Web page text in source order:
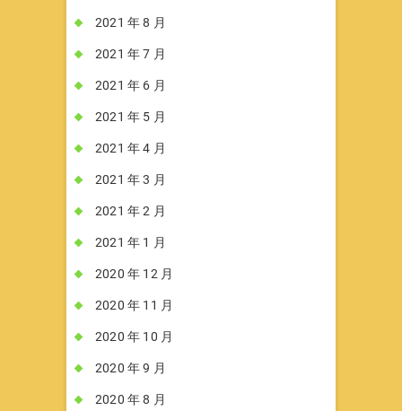
2021 年 8 月
2021 年 7 月
2021 年 6 月
2021 年 5 月
2021 年 4 月
2021 年 3 月
2021 年 2 月
2021 年 1 月
2020 年 12 月
2020 年 11 月
2020 年 10 月
2020 年 9 月
2020 年 8 月